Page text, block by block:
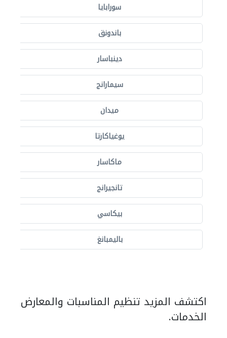
سورابايا
باندونق
دينباسار
سيمارانج
ميدان
يوغياكارتا
ماكاسار
تانجيرانج
بيكاسي
باليمبانغ
اكتشف المزيد تنظيم المناسبات والمعارض
الخدمات.